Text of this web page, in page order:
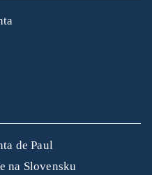
de Paul
na Slovensku